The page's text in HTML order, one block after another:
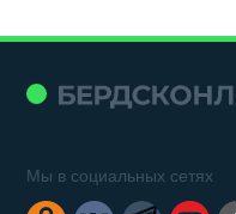
Мы в социальных сетях